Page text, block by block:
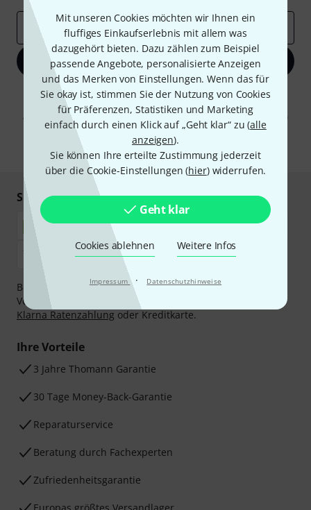
Mit unseren Cookies möchten wir Ihnen ein
fluffiges Einkaufserlebnis mit allem was
dazugehört bieten. Dazu zählen zum Beispiel
passende Angebote, personalisierte Anzeigen
und das Merken von Einstellungen. Wenn das für
Sie okay ist, stimmen Sie der Nutzung von Cookies
für Präferenzen, Statistiken und Marketing
einfach durch einen Klick auf „Geht klar“ zu (alle
anzeigen).
Sie können Ihre erteilte Zustimmung jederzeit
über die Cookie-Einstellungen (hier) widerrufen.
Geht klar
Cookies ablehnen Weitere Infos
Impressum · Datenschutzhinweise
E-Mail-Adresse
Jetzt anmelden
Mit Klick auf „Jetzt anmelden“ stimmen Sie dem Erhalt von E-Mail-
Werbung und einer Messung des E-Mail-Nutzungsverhaltens zu. Die
Abmeldung ist jederzeit möglich. Weitere Informationen finden Sie in
unserenDatenschutzhinweisen.
* Pflichtfeld
Sicher einkaufen & bezahlen
Bezahlen Sie vertraulich und sicher per Nachnahme,
Vorkasse, PayPal, Amazon Pay,
Klarna Ratenzahlung oder Kreditkarte.
Ihre Vorteile
3 Jahre Thomann Garantie
30 Tage Money-Back-Garantie
Reparaturservice
Beratung durch Fachexperten
Zufriedenheitsgarantie